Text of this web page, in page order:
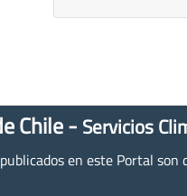
Chile - Servicios
en este Portal